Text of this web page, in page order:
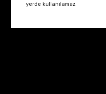
yerde kullanılamaz.